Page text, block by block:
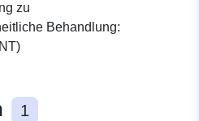
zu
Behandlung:
1